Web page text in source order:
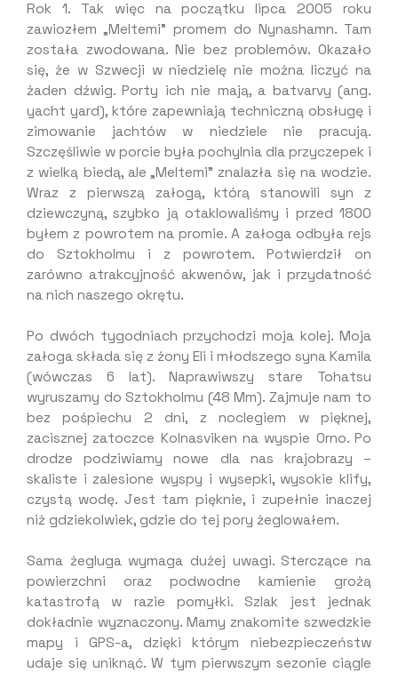
Rok 1. Tak więc na początku lipca 2005 roku
zawiozłem „Meltemi” promem do Nynashamn. Tam
została zwodowana. Nie bez problemów. Okazało
się, że w Szwecji w niedzielę nie można liczyć na
żaden dźwig. Porty ich nie mają, a batvarvy (ang.
yacht yard), które zapewniają techniczną obsługę i
zimowanie jachtów w niedziele nie pracują.
Szczęśliwie w porcie była pochylnia dla przyczepek i
z wielką biedą, ale „Meltemi” znalazła się na wodzie.
Wraz z pierwszą załogą, którą stanowili syn z
dziewczyną, szybko ją otaklowaliśmy i przed 1800
byłem z powrotem na promie. A załoga odbyła rejs
do Sztokholmu i z powrotem. Potwierdził on
zarówno atrakcyjność akwenów, jak i przydatność
na nich naszego okrętu.
Po dwóch tygodniach przychodzi moja kolej. Moja
załoga składa się z żony Eli i młodszego syna Kamila
(wówczas 6 lat). Naprawiwszy stare Tohatsu
wyruszamy do Sztokholmu (48 Mm). Zajmuje nam to
bez pośpiechu 2 dni, z noclegiem w pięknej,
zacisznej zatoczce Kolnasviken na wyspie Orno. Po
drodze podziwiamy nowe dla nas krajobrazy –
skaliste i zalesione wyspy i wysepki, wysokie klify,
czystą wodę. Jest tam pięknie, i zupełnie inaczej
niż gdziekolwiek, gdzie do tej pory żeglowałem.
Sama żegluga wymaga dużej uwagi. Sterczące na
powierzchni oraz podwodne kamienie grożą
katastrofą w razie pomyłki. Szlak jest jednak
dokładnie wyznaczony. Mamy znakomite szwedzkie
mapy i GPS-a, dzięki którym niebezpieczeństw
udaje się uniknąć. W tym pierwszym sezonie ciągle